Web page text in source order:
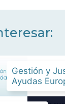
Gestión y
Ayudas